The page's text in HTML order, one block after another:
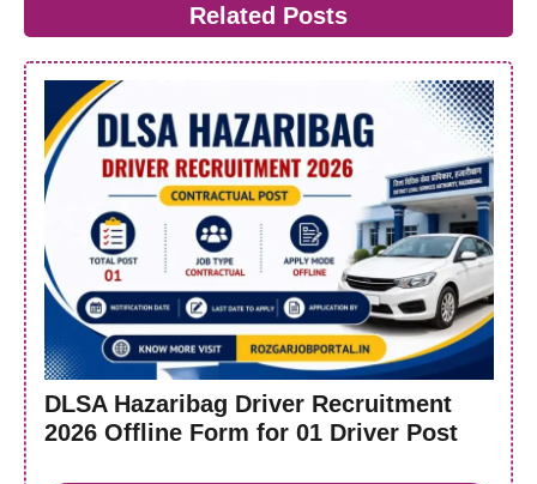
Related Posts
DLSA Hazaribag Driver Recruitment
2026 Offline Form for 01 Driver Post